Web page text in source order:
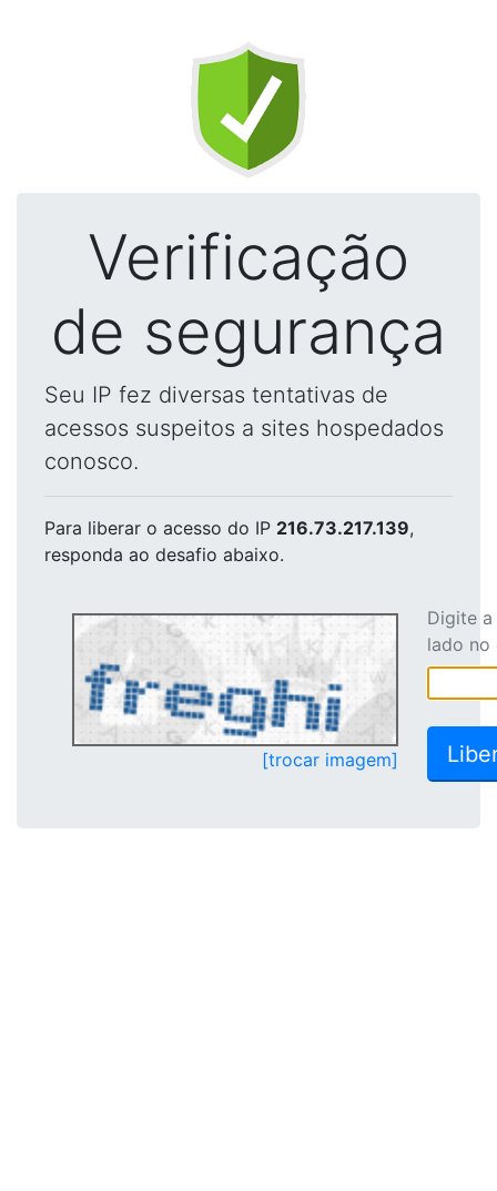
Verificação
de segurança
Seu IP fez diversas tentativas de
acessos suspeitos a sites hospedados
conosco.
Para liberar o acesso do IP 216.73.217.139,
responda ao desafio abaixo.
[trocar imagem]
Digite
lado no